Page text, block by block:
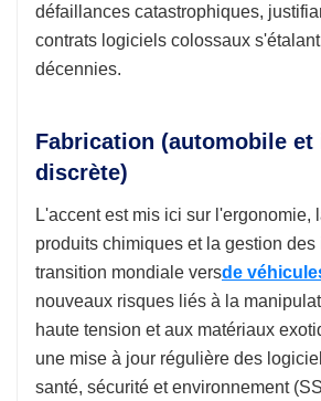
défaillances catastrophiques,
contrats logiciels colossaux
décennies.
Fabrication (automobile
discrète)
L'accent est mis ici sur l'ergonomie,
produits chimiques et la gestion des
transition mondiale versde
nouveaux risques liés à la
haute tension et aux matériaux
une mise à jour régulière des
santé, sécurité et environnement